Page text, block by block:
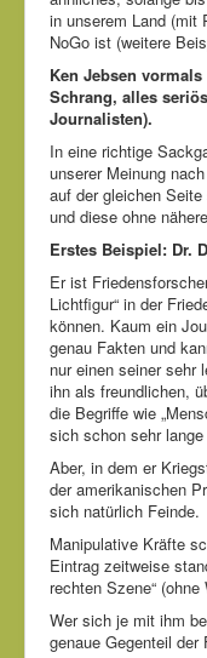
in unserem Land (mit
NoGo ist (weitere
Ken Jebsen
Schrang, alles
Journalisten).
In eine richtige
unserer Meinung
auf der gleichen
und diese ohne
Erstes Beispiel: Dr.
Er ist
Lichtfigur“ in der
können. Kaum ein
genau Fakten und
nur einen seiner sehr
ihn als freundlichen,
die Begriffe wie
sich schon sehr
Aber, in dem er
der amerikanischen
sich natürlich Feinde.
Manipulative Kräfte
Eintrag zeitweise
rechten Szene“
Wer sich je mit ihm
genaue Gegenteil der